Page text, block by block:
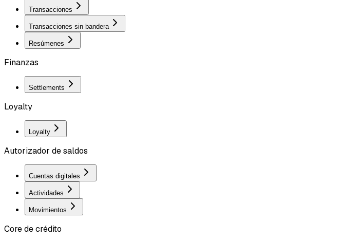
Transacciones
Transacciones sin bandera
Resúmenes
Finanzas
Settlements
Loyalty
Loyalty
Autorizador de saldos
Cuentas digitales
Actividades
Movimientos
Core de crédito